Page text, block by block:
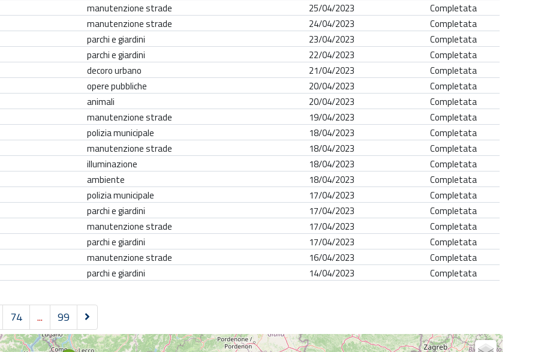
manutenzione strade 25/04/2023
Completata
manutenzione strade 24/04/2023
Completata
parchi e giardini 23/04/2023
Completata
parchi e giardini 22/04/2023
Completata
decoro urbano 21/04/2023
Completata
opere pubbliche 20/04/2023
Completata
animali 20/04/2023
Completata
manutenzione strade 19/04/2023
Completata
polizia municipale 18/04/2023
Completata
manutenzione strade 18/04/2023
Completata
illuminazione 18/04/2023
Completata
ambiente 18/04/2023
Completata
polizia municipale 17/04/2023
Completata
parchi e giardini 17/04/2023
Completata
manutenzione strade 17/04/2023
Completata
parchi e giardini 17/04/2023
Completata
manutenzione strade 16/04/2023
Completata
parchi e giardini 14/04/2023 Completata
74 ... 99
S
u